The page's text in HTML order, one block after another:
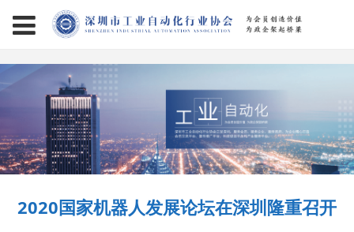
2020国家机器人发展论坛在深圳隆重召开